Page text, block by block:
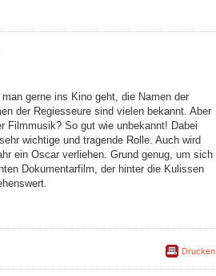
gerne ins Kino geht, die Namen der
der Regiesseure sind vielen bekannt. Aber
Filmmusik? So gut wie unbekannt! Dabei
wichtige und tragende Rolle. Auch wird
ein Oscar verliehen. Grund genug, um sich
Dokumentarfilm, der hinter die Kulissen
Drucken